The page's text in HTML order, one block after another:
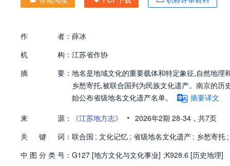
作 者： 薛冰
机
构： 江苏省作协
摘
要： 地名是地域文化的重要载体和特定象征,自然地理
乡愁寄托,被联合国列为民族文化遗产。南京的
始公布省级地名文化遗产名单。
摘要译文
来
源： 《江苏地方志》 • 2026年2期 28-34， 共7页
关
键 词： 联合国 ; 文化记忆 ; 省级地名文化遗产 ; 乡愁寄托 ;
中 图 分 类 号： G127 [地方文化与文化事业] ;K928.6 [历史地理]